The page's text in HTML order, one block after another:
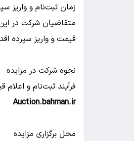
زمان ثبت‌نام و واریز
متقاضیان شرکت در این
قیمت و واریز سپرده
نحوه شرکت در مزایده
فرآیند ثبت‌نام و
Auction.bahman.ir
محل برگزاری مزایده